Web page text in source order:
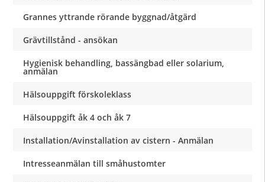
Grannes yttrande rörande byggnad/åtgärd
Grävtillstånd - ansökan
Hygienisk behandling, bassängbad eller solarium,
anmälan
Hälsouppgift förskoleklass
Hälsouppgift åk 4 och åk 7
Installation/Avinstallation av cistern - Anmälan
Intresseanmälan till småhustomter